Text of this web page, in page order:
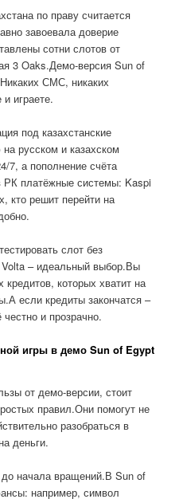
по праву считается
завоевала доверие
сотни слотов от
3 Oaks.Демо-версия Sun of
СМС, никаких
играете.
под казахстанские
русском и казахском
7, а пополнение счёта
РК платёжные системы: Kaspi
кто решит перейти на
слот без
– идеальный выбор.Вы
которых хватит на
если кредиты закончатся –
и прозрачно.
игры в демо Sun of Egypt
от демо-версии, стоит
правил.Они помогут не
разобраться в
деньги.
начала вращений.В Sun of
например, символ